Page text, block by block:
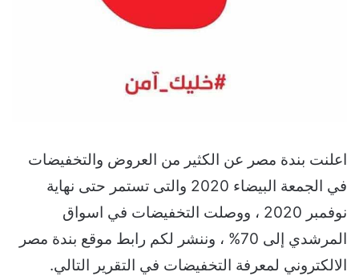
اعلنت بندة مصر عن الكثير من العروض والتخفيضات
في الجمعة البيضاء 2020 والتى تستمر حتى نهاية
نوفمبر 2020 ، ووصلت التخفيضات في اسواق
المرشدي إلى 70% ، وننشر لكم رابط موقع بندة مصر
الالكتروني لمعرفة التخفيضات في التقرير التالي.